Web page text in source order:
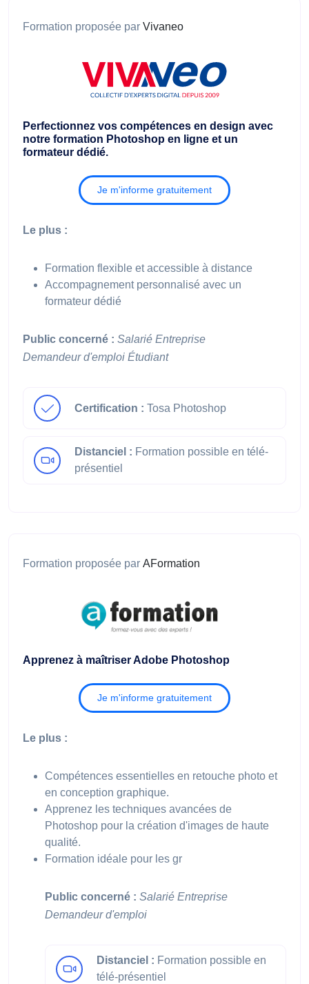
Formation proposée par Vivaneo
Perfectionnez vos compétences en design avec
notre formation Photoshop en ligne et un
formateur dédié.
Je m'informe gratuitement
Le plus :
Formation flexible et accessible à distance
Accompagnement personnalisé avec un
formateur dédié
Public concerné : Salarié Entreprise
Demandeur d'emploi Étudiant
Certification : Tosa Photoshop
Distanciel : Formation possible en télé-
présentiel
Formation proposée par AFormation
Apprenez à maîtriser Adobe Photoshop
Je m'informe gratuitement
Le plus :
Compétences essentielles en retouche photo et
en conception graphique.
Apprenez les techniques avancées de
Photoshop pour la création d'images de haute
qualité.
Formation idéale pour les gr
Public concerné : Salarié Entreprise
Demandeur d'emploi
Distanciel : Formation possible en
télé-présentiel